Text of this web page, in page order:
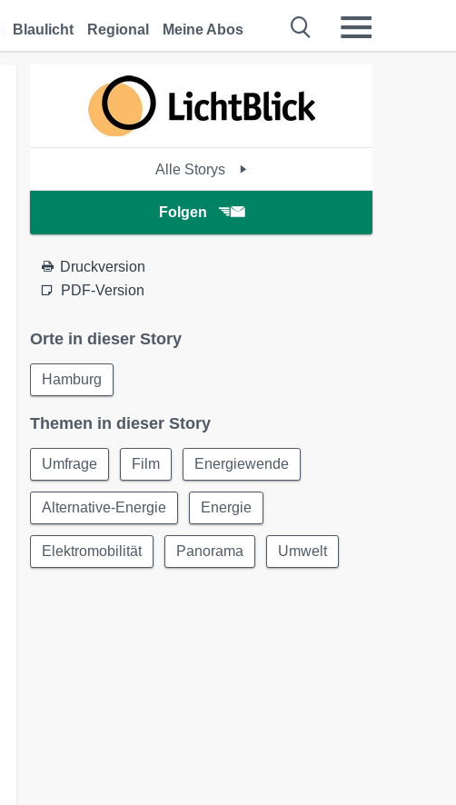
Blaulicht Regional Meine Abos
Alle Storys
Folgen
Druckversion
PDF-Version
Orte in dieser Story
Hamburg
Themen in dieser Story
Umfrage Film Energiewende
Alternative-Energie Energie
Elektromobilität Panorama Umwelt